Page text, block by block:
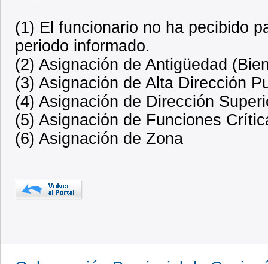
(1) El funcionario no ha pecibido
periodo informado.
(2) Asignación de Antigüedad
(3) Asignación de Alta Dirección
(4) Asignación de Dirección
(5) Asignación de Funciones
(6) Asignación de Zona